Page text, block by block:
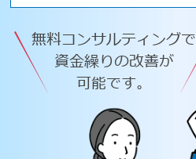
無料コンサルティングで
資金繰りの改善が
可能です。